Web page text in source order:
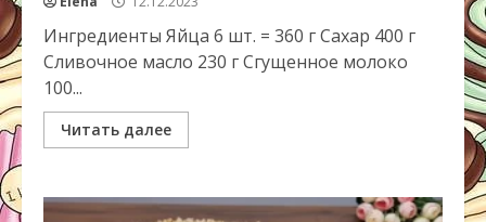
Ингредиенты Яйца 6 шт. = 360 г Сахар 400 г
Сливочное масло 230 г Сгущенное молоко
100...
Читать далее